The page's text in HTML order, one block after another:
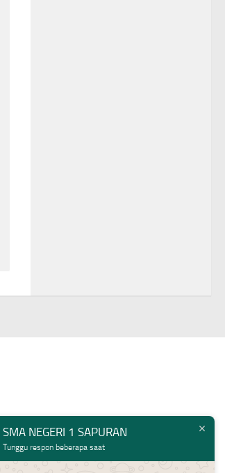
SMA NEGERI 1 SAPURAN
Tunggu respon beberapa saat